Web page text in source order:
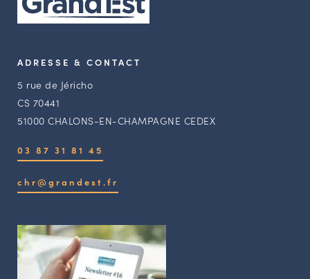
ADRESSE & CONTACT
5 rue de Jéricho
CS 70441
51000 CHALONS-EN-CHAMPAGNE CEDEX
03 87 31 81 45
chr@grandest.fr